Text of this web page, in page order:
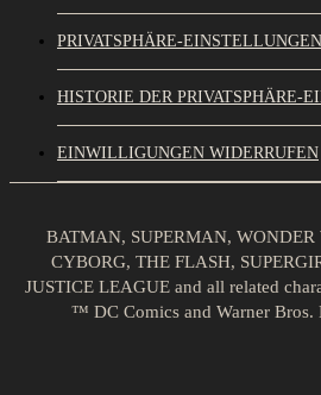
PRIVATSPHÄRE-
HISTORIE DER PRIVATSPHÄRE-
EINWILLIGUNGEN WIDERRUFEN
BATMAN, SUPERMAN,
CYBORG, THE FLASH,
JUSTICE LEAGUE and all related
™ DC Comics and Warner Bros.